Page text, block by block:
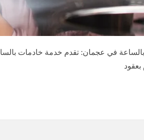
بالساعة في عجمان: تقدم خدمة خادمات
بعقود
/0565736207